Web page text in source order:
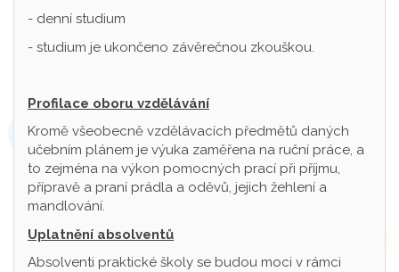
- denní studium
- studium je ukončeno závěrečnou zkouškou.
Profilace oboru vzdělávání
Kromě všeobecně vzdělávacích předmětů daných
učebním plánem je výuka zaměřena na ruční práce, a
to zejména na výkon pomocných prací při příjmu,
přípravě a praní prádla a oděvů, jejich žehlení a
mandlování.
Uplatnění absolventů
Absolventi praktické školy se budou moci v rámci